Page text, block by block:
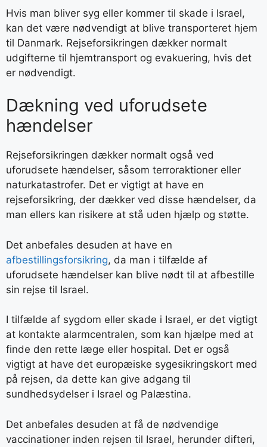
Hvis man bliver syg eller kommer til skade i Israel,
kan det være nødvendigt at blive transporteret hjem
til Danmark. Rejseforsikringen dækker normalt
udgifterne til hjemtransport og evakuering, hvis det
er nødvendigt.
Dækning ved uforudsete
hændelser
Rejseforsikringen dækker normalt også ved
uforudsete hændelser, såsom terroraktioner eller
naturkatastrofer. Det er vigtigt at have en
rejseforsikring, der dækker ved disse hændelser, da
man ellers kan risikere at stå uden hjælp og støtte.
Det anbefales desuden at have en
afbestillingsforsikring, da man i tilfælde af
uforudsete hændelser kan blive nødt til at afbestille
sin rejse til Israel.
I tilfælde af sygdom eller skade i Israel, er det vigtigt
at kontakte alarmcentralen, som kan hjælpe med at
finde den rette læge eller hospital. Det er også
vigtigt at have det europæiske sygesikringskort med
på rejsen, da dette kan give adgang til
sundhedsydelser i Israel og Palæstina.
Det anbefales desuden at få de nødvendige
vaccinationer inden rejsen til Israel, herunder difteri,